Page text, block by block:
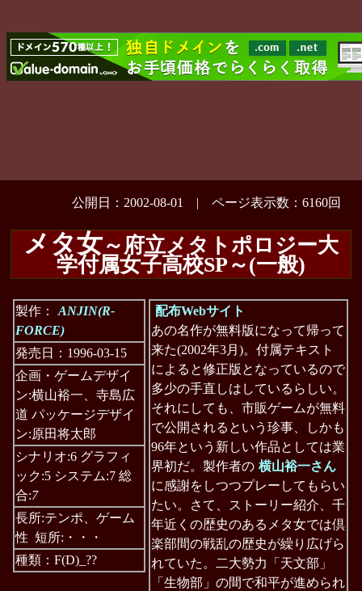
公開日：2002-08-01 | ページ表示数：6160回
メタ女～府立メタトポロジー大
学付属女子高校SP～(一般)
製作：
ANJIN(R-
FORCE)
発売日：1996-03-15
企画・ゲームデザイ
ン:横山裕一、寺島広
道 パッケージデザイ
ン:原田将太郎
シナリオ:6 グラフィ
ック:5 システム:7 総
合:7
長所:テンポ、ゲーム
性 短所:・・・
種類：F(D)_??
配布Webサイト
あの名作が無料版になって帰って
来た(2002年3月)。付属テキスト
によると修正版となっているので
多少の手直しはしているらしい。
それにしても、市販ゲームが無料
で公開されるという珍事、しかも
96年という新しい作品としては業
界初だ。製作者の 横山裕一さん
に感謝をしつつプレーしてもらい
たい。さて、ストーリー紹介、千
年近くの歴史のあるメタ女では倶
楽部間の戦乱の歴史が繰り広げら
れていた。二大勢力「天文部」
「生物部」の間で和平が進められ